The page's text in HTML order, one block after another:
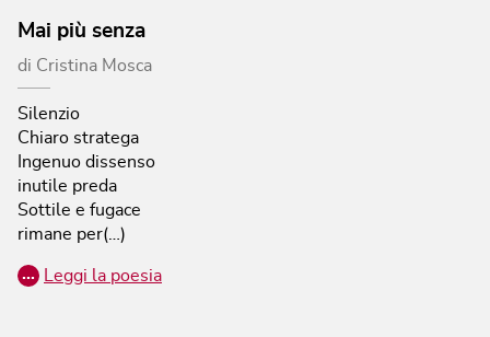
Mai più senza
di Cristina Mosca
Silenzio
Chiaro stratega
Ingenuo dissenso
inutile preda
Sottile e fugace
rimane per(…)
… Leggi la poesia